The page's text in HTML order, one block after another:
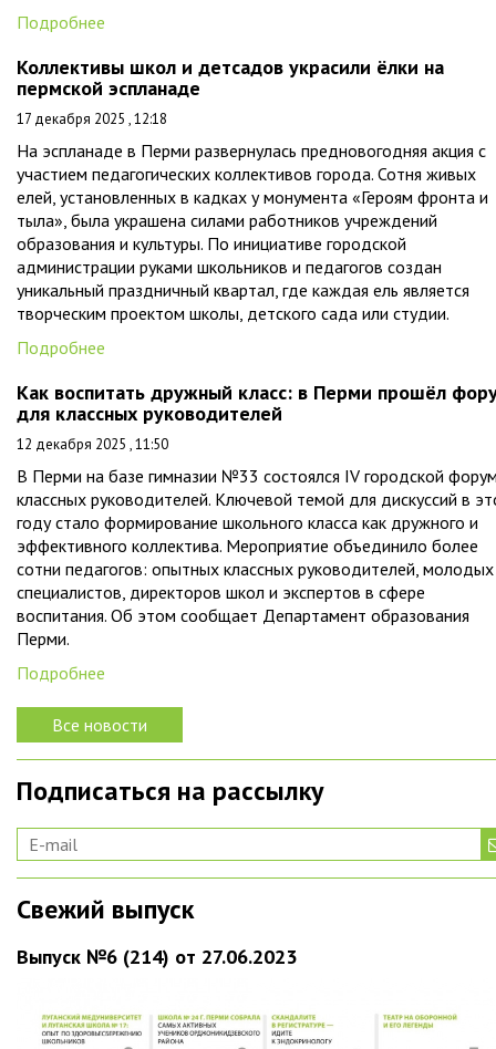
Подробнее
Коллективы школ и детсадов украсили ёлки на
пермской эспланаде
17 декабря 2025 , 12:18
На эспланаде в Перми развернулась предновогодняя акция с
участием педагогических коллективов города. Сотня живых
елей, установленных в кадках у монумента «Героям фронта и
тыла», была украшена силами работников учреждений
образования и культуры. По инициативе городской
администрации руками школьников и педагогов создан
уникальный праздничный квартал, где каждая ель является
творческим проектом школы, детского сада или студии.
Подробнее
Как воспитать дружный класс: в Перми прошёл
для классных руководителей
12 декабря 2025 , 11:50
В Перми на базе гимназии №33 состоялся IV городской
классных руководителей. Ключевой темой для дискуссий в
году стало формирование школьного класса как дружного и
эффективного коллектива. Мероприятие объединило более
сотни педагогов: опытных классных руководителей, молодых
специалистов, директоров школ и экспертов в сфере
воспитания. Об этом сообщает Департамент образования
Перми.
Подробнее
Все новости
Подписаться на рассылку
Свежий выпуск
Выпуск №6 (214) от 27.06.2023